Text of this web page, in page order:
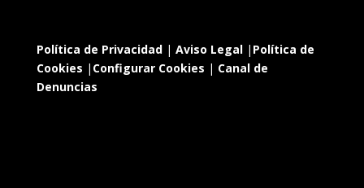
Política de Privacidad| Aviso Legal| Política de
Cookies | Configurar Cookies | Canal de
Denuncias